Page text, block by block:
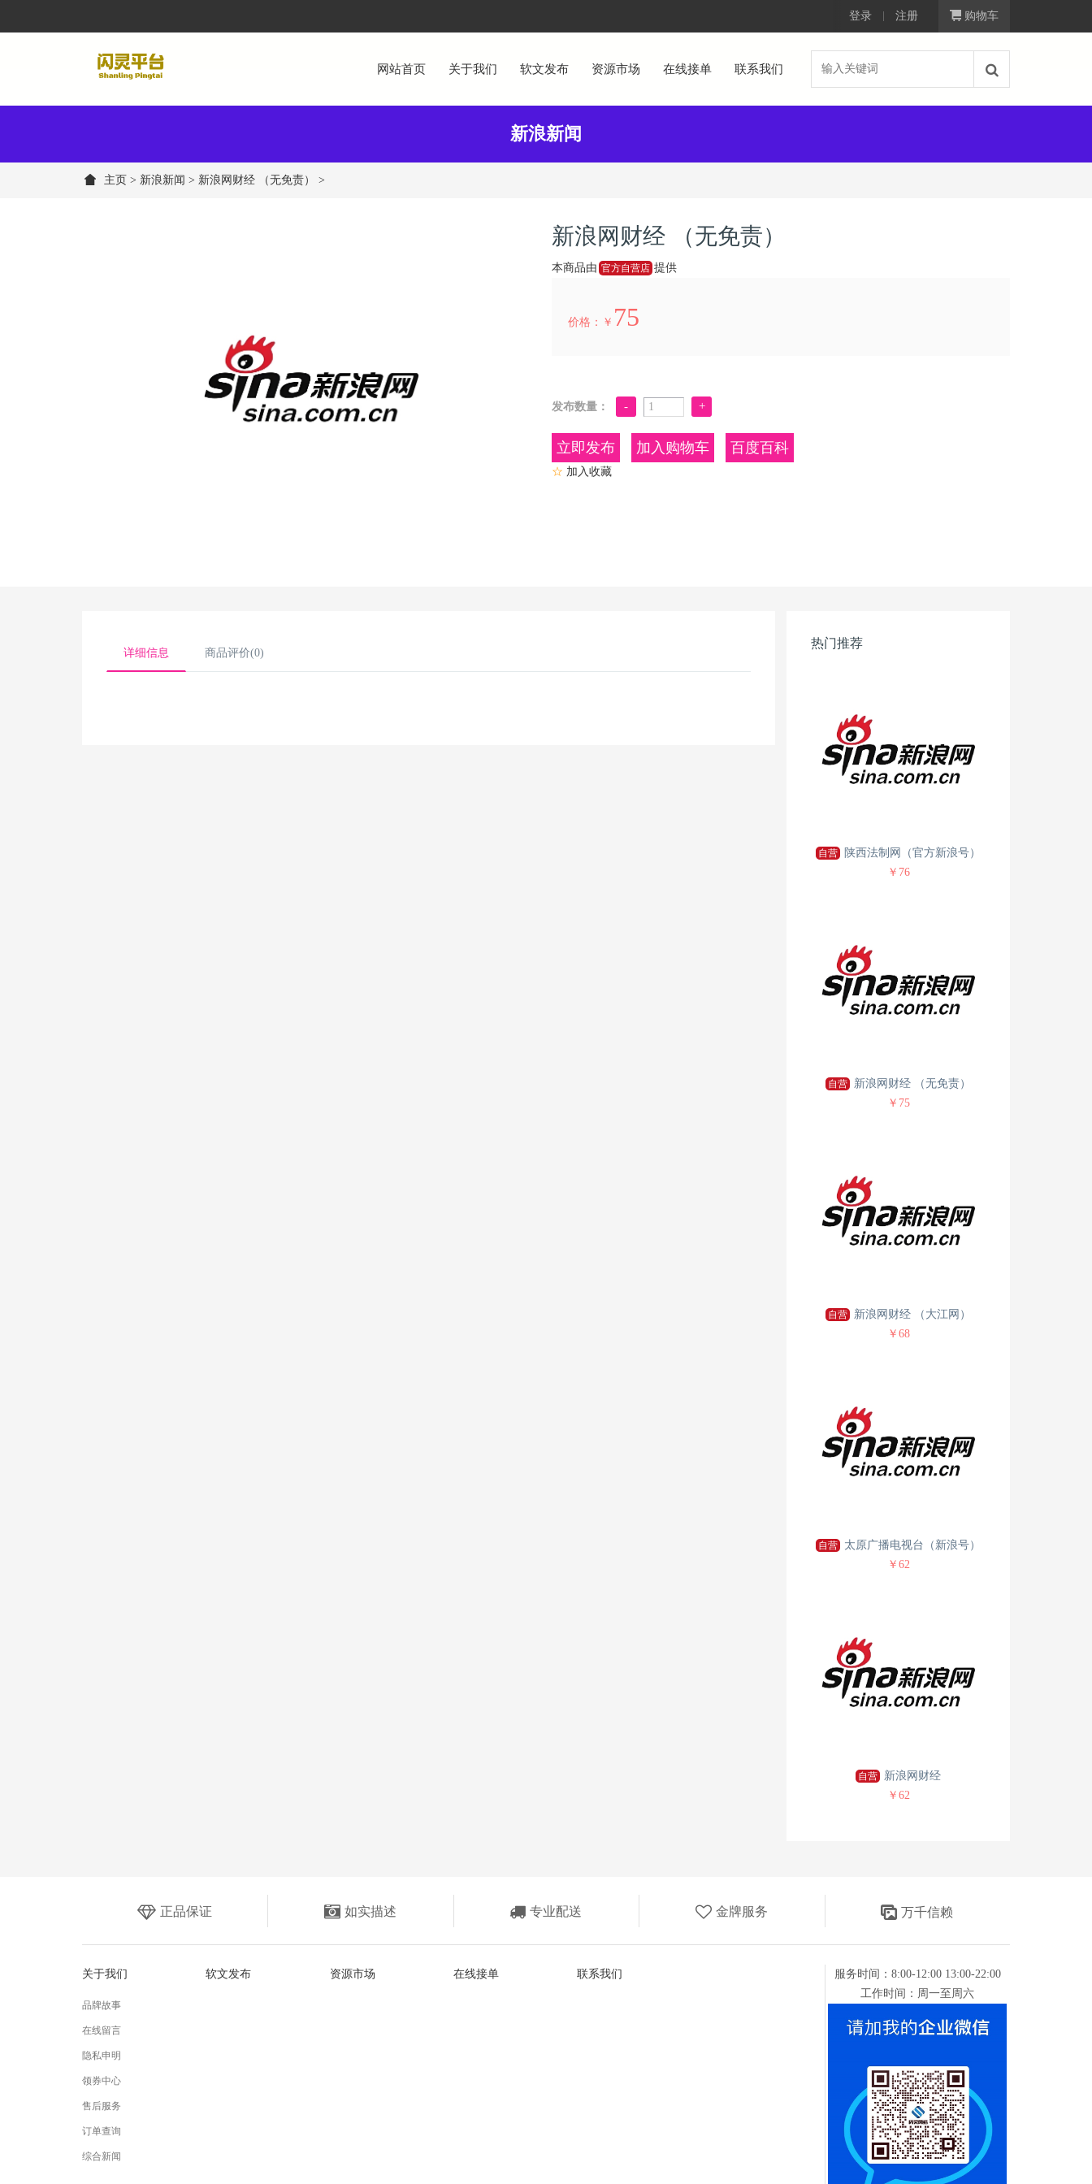
登录 注册 购物车
网站首页 关于我们 软文发布 资源市场 在线接单 联系我们
新浪新闻
主页 > 新浪新闻 > 新浪网财经 （无免责） >
新浪网财经 （无免责）
本商品由 官方自营店 提供
价格：￥ 75
发布数量：
加入购物车 百度百科
☆ 加入收藏
详细信息 商品评价(0)
热门推荐
自营
陕西法制网（官方新浪号）
￥76
自营
新浪网财经 （无免责）
￥75
自营
新浪网财经 （大江网）
￥68
自营
太原广播电视台（新浪号）
￥62
自营
新浪网财经
￥62
正品保证 如实描述 专业配送 金牌服务 万千信赖
关于我们
品牌故事
在线留言
隐私申明
领券中心
售后服务
订单查询
综合新闻
软文发布 资源市场 在线接单 联系我们
服务时间：8:00-12:00 13:00-22:00
工作时间：周一至周六